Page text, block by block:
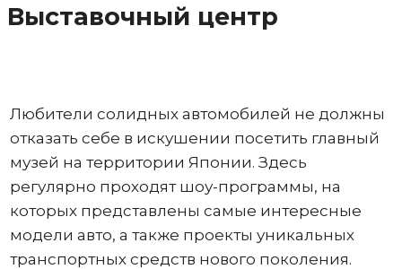
Выставочный центр
Любители солидных автомобилей не должны
отказать себе в искушении посетить главный
музей на территории Японии. Здесь
регулярно проходят шоу-программы, на
которых представлены самые интересные
модели авто, а также проекты уникальных
транспортных средств нового поколения.